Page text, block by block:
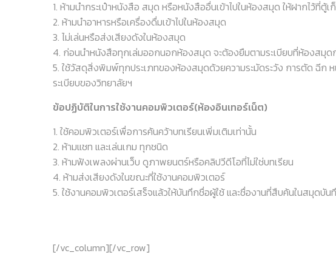
1. ห้ามนำกระเป๋าหนังสือ สมุด หรือหนังสืออื่นเข้าไปในห้องสมุด ให้ฝากไว้ที่ตู้
2. ห้ามนำอาหารหรือเครื่องดื่มเข้าไปในห้องสมุด
3. ไม่เล่นหรือส่งเสียงดังในห้องสมุด
4. ก่อนนำหนังสือทุกเล่มออกนอกห้องสมุด จะต้องยืมตามระเบียบที่ห้องสมุด
5. ใช้วัสดุสิ่งพิมพ์ทุกประเภทของห้องสมุดด้วยความระมัดระวัง การตัด ฉี
ระเบียบของวิทยาลัยฯ
ข้อปฏิบัติในการใช้งานคอมพิวเตอร์(ห้องอินเทอร์เน็ต)
1. ใช้คอมพิวเตอร์เพื่อการค้นคว้าบทเรียนเพิ่มเติมเท่านั้น
2. ห้ามแชท และเล่นเกม ทุกชนิด
3. ห้ามฟังเพลงผ่านเว็บ ดูภาพยนตร์หรือคลิปวีดีโอที่ไม่ใช่บทเรียน
4. ห้ามส่งเสียงดังในขณะที่ใช้งานคอมพิวเตอร์
5. ใช้งานคอมพิวเตอร์เสร็จแล้วให้บันทึกชื่อผู้ใช้ และชื่องานที่สืบค้นในสมุดบัน
[/vc_column][/vc_row]